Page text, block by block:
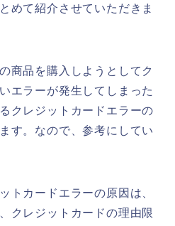
めて紹介させていただきま
商品を購入しようとしてク
エラーが発生してしまった
クレジットカードエラーの
す。なので、参考にしてい
トカードエラーの原因は、
クレジットカードの理由限